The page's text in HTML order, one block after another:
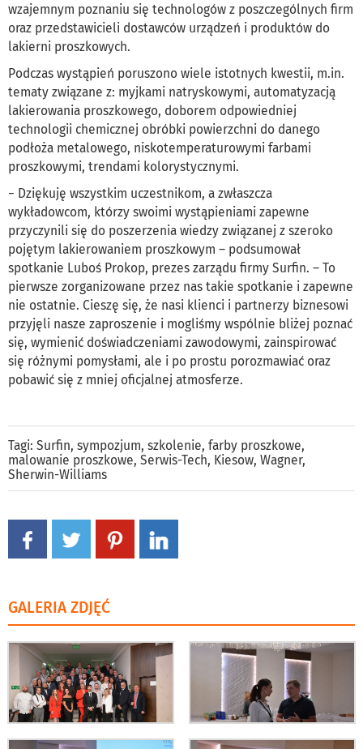
wzajemnym poznaniu się technologów z poszczególnych firm
oraz przedstawicieli dostawców urządzeń i produktów do
lakierni proszkowych.
Podczas wystąpień poruszono wiele istotnych kwestii, m.in.
tematy związane z: myjkami natryskowymi, automatyzacją
lakierowania proszkowego, doborem odpowiedniej
technologii chemicznej obróbki powierzchni do danego
podłoża metalowego, niskotemperaturowymi farbami
proszkowymi, trendami kolorystycznymi.
− Dziękuję wszystkim uczestnikom, a zwłaszcza
wykładowcom, którzy swoimi wystąpieniami zapewne
przyczynili się do poszerzenia wiedzy związanej z szeroko
pojętym lakierowaniem proszkowym – podsumował
spotkanie Luboś Prokop, prezes zarządu firmy Surfin. – To
pierwsze zorganizowane przez nas takie spotkanie i zapewne
nie ostatnie. Cieszę się, że nasi klienci i partnerzy biznesowi
przyjęli nasze zaproszenie i mogliśmy wspólnie bliżej poznać
się, wymienić doświadczeniami zawodowymi, zainspirować
się różnymi pomysłami, ale i po prostu porozmawiać oraz
pobawić się z mniej oficjalnej atmosferze.
Tagi: Surfin, sympozjum, szkolenie, farby proszkowe,
malowanie proszkowe, Serwis-Tech, Kiesow, Wagner,
Sherwin-Williams
GALERIA ZDJĘĆ